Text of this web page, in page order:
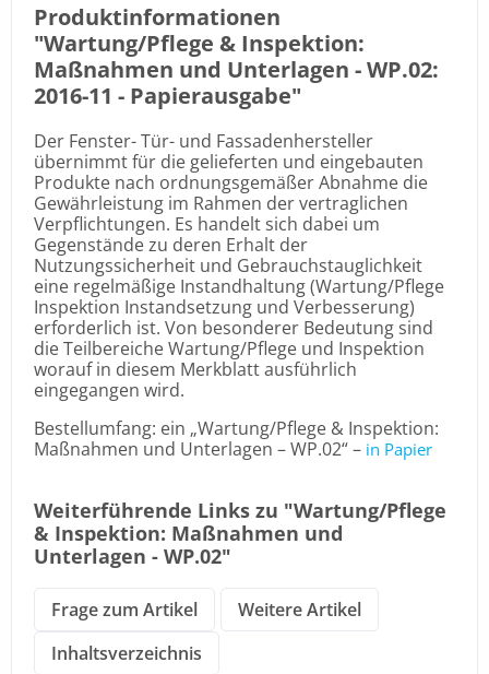
Produktinformationen
"Wartung/Pflege & Inspektion:
Maßnahmen und Unterlagen - WP.02:
2016-11 - Papierausgabe"
Der Fenster- Tür- und Fassadenhersteller
übernimmt für die gelieferten und eingebauten
Produkte nach ordnungsgemäßer Abnahme die
Gewährleistung im Rahmen der vertraglichen
Verpflichtungen. Es handelt sich dabei um
Gegenstände zu deren Erhalt der
Nutzungssicherheit und Gebrauchstauglichkeit
eine regelmäßige Instandhaltung (Wartung/Pflege
Inspektion Instandsetzung und Verbesserung)
erforderlich ist. Von besonderer Bedeutung sind
die Teilbereiche Wartung/Pflege und Inspektion
worauf in diesem Merkblatt ausführlich
eingegangen wird.
Bestellumfang: ein „Wartung/Pflege & Inspektion:
Maßnahmen und Unterlagen – WP.02“ – in Papier
Weiterführende Links zu "Wartung/Pflege
& Inspektion: Maßnahmen und
Unterlagen - WP.02"
Frage zum Artikel
Weitere Artikel
Inhaltsverzeichnis